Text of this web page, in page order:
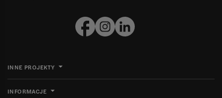
INNE PROJEKTY
INFORMACJE